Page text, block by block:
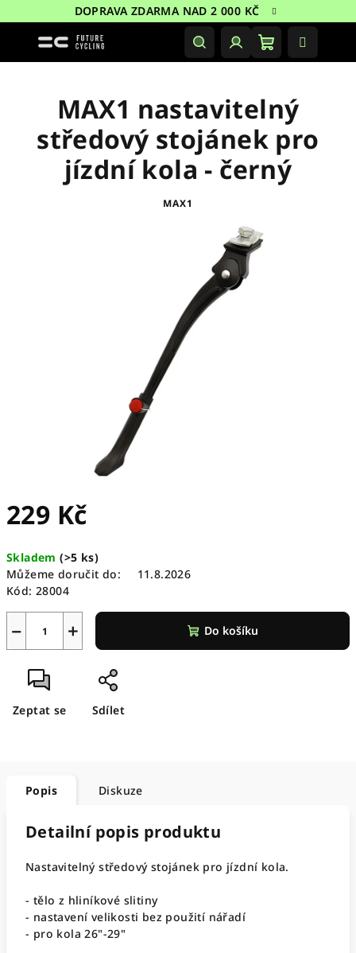
na
DOPRAVA ZDARMA NAD 2 000 KČ
HledatPřihlášeníNákupní
229 Kč
cena:
Skladem(>5 ks)
Můžeme doručit do:
11.8.2026
Kód: 28004
+
− Do košíku
Zeptat se Sdílet
MAX1 nastavitelný
středový stojánek pro
jízdní kola - černý
MAX1
Popis Diskuze
Detailní popis produktu
Nastavitelný středový stojánek pro jízdní kola.
- tělo z hliníkové slitiny
- nastavení velikosti bez použití nářadí
- pro kola 26"-29"